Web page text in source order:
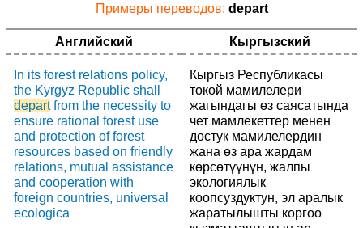
Примеры переводов: depart
Английский Кыргызский
In its forest relations policy,
the Kyrgyz Republic shall
departfrom the necessity to
ensure rational forest use
and protection of forest
resources based on friendly
relations, mutual assistance
and cooperation with
foreign countries, universal
ecologica
Кыргыз Республикасы
токой мамилелери
жагындагы өз саясатында
чет мамлекеттер менен
достук мамилелердин
жана өз ара жардам
көрсөтүүнүн, жалпы
экологиялык
коопсуздуктун, эл аралык
жаратылышты коргоо